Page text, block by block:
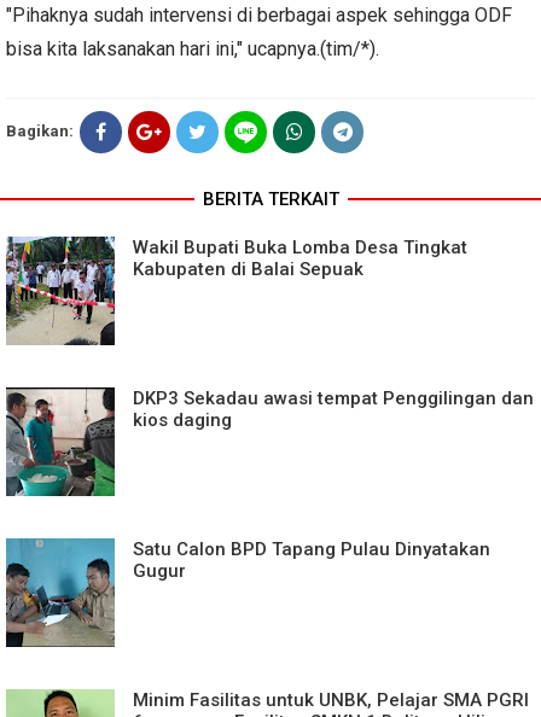
"Pihaknya sudah intervensi di berbagai aspek sehingga ODF
bisa kita laksanakan hari ini," ucapnya.(tim/*).
Bagikan:
BERITA TERKAIT
Wakil Bupati Buka Lomba Desa Tingkat
Kabupaten di Balai Sepuak
DKP3 Sekadau awasi tempat Penggilingan dan
kios daging
Satu Calon BPD Tapang Pulau Dinyatakan
Gugur
Minim Fasilitas untuk UNBK, Pelajar SMA PGRI